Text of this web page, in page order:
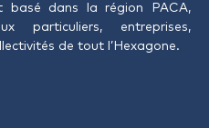
basé dans la région PACA,
particuliers, entreprises,
de tout l’Hexagone.